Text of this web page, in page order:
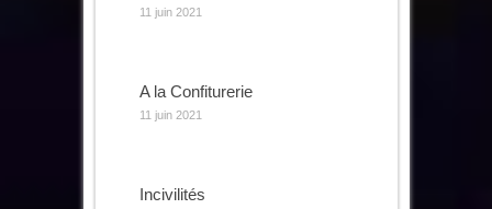
11 juin 2021
A la Confiturerie
11 juin 2021
Incivilités